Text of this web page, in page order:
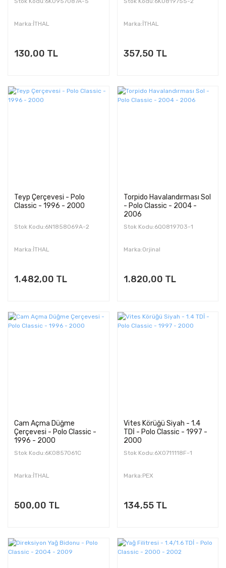
Marka:İTHAL
130,00 TL
Marka:İTHAL
357,50 TL
Teyp Çerçevesi - Polo
Classic - 1996 - 2000
Stok Kodu:6N1858069A-2
Marka:İTHAL
1.482,00 TL
Torpido Havalandırması Sol
- Polo Classic - 2004 -
2006
Stok Kodu:6Q0819703-1
Marka:Orjinal
1.820,00 TL
Cam Açma Düğme
Çerçevesi - Polo Classic -
1996 - 2000
Stok Kodu:6K0857061C
Marka:İTHAL
500,00 TL
Vites Körüğü Siyah - 1.4
TDİ - Polo Classic - 1997 -
2000
Stok Kodu:6X0711118F-1
Marka:PEX
134,55 TL